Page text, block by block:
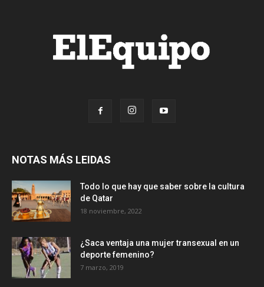
NOTAS MÁS LEIDAS
Todo lo que hay que saber sobre la cultura
de Qatar
18 noviembre, 2022
¿Saca ventaja una mujer transexual en un
deporte femenino?
7 marzo, 2019